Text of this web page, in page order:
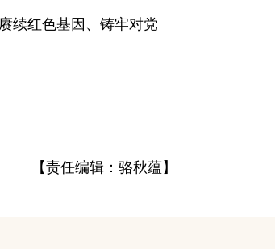
续红色基因、铸牢对党
【责任编辑：骆秋蕴】